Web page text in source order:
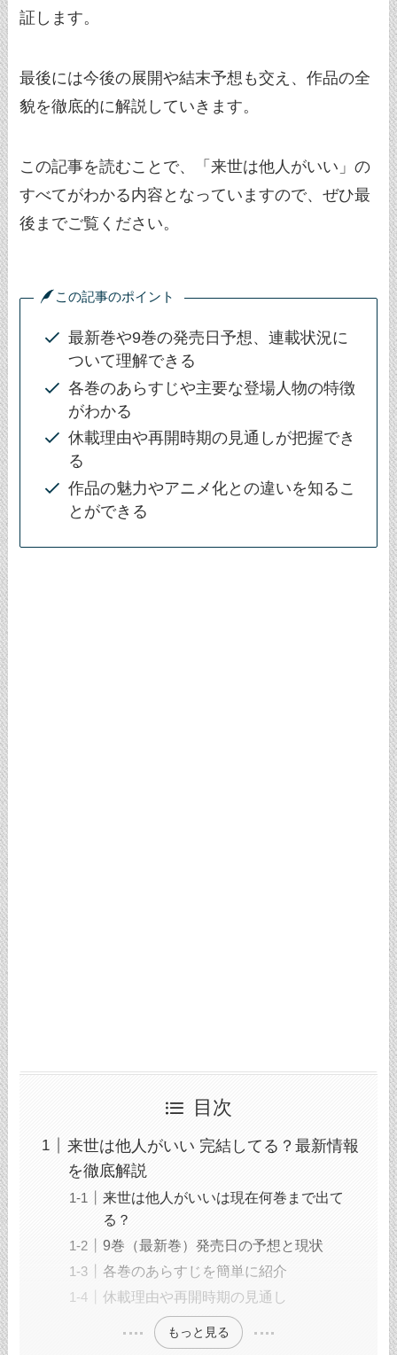
証します。
最後には今後の展開や結末予想も交え、作品の全
貌を徹底的に解説していきます。
この記事を読むことで、「来世は他人がいい」の
すべてがわかる内容となっていますので、ぜひ最
後までご覧ください。
この記事のポイント
最新巻や9巻の発売日予想、連載状況に
ついて理解できる
各巻のあらすじや主要な登場人物の特徴
がわかる
休載理由や再開時期の見通しが把握でき
る
作品の魅力やアニメ化との違いを知るこ
とができる
目次
来世は他人がいい 完結してる？最新情報
を徹底解説
来世は他人がいいは現在何巻まで出て
る？
9巻（最新巻）発売日の予想と現状
各巻のあらすじを簡単に紹介
休載理由や再開時期の見通し
もっと見る